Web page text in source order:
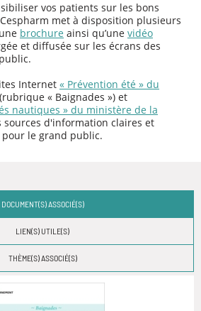
vos patients sur les bons
met à disposition plusieurs
brochure ainsi qu’une vidéo
et diffusée sur les écrans des
Internet « Prévention été » du
(rubrique « Baignades ») et
nautiques » du ministère de la
sources d'information claires et
pour le grand public.
DOCUMENT(S) ASSOCIÉ(S)
LIEN(S) UTILE(S)
THÈME(S) ASSOCIÉ(S)